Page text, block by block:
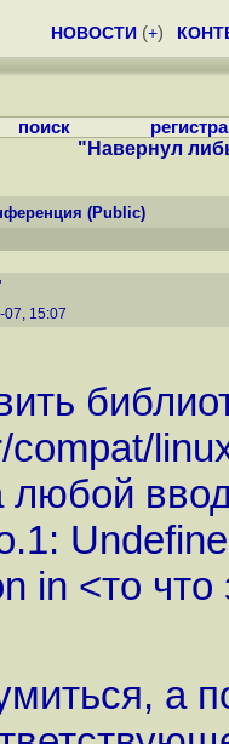
НОВОСТИ (+)
поиск
"Навернул
(Public)
15:07
любой
in <то что
а